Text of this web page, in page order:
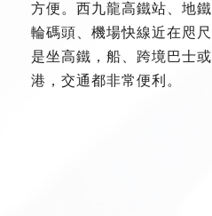
方便。西九龍高鐵站、地
輪碼頭、機場快線近在咫
是坐高鐵，船、跨境巴士
港，交通都非常便利。